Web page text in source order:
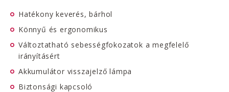
Hatékony keverés, bárhol
Könnyű és ergonomikus
Változtatható sebességfokozatok a megfelelő
irányításért
Akkumulátor visszajelző lámpa
Biztonsági kapcsoló